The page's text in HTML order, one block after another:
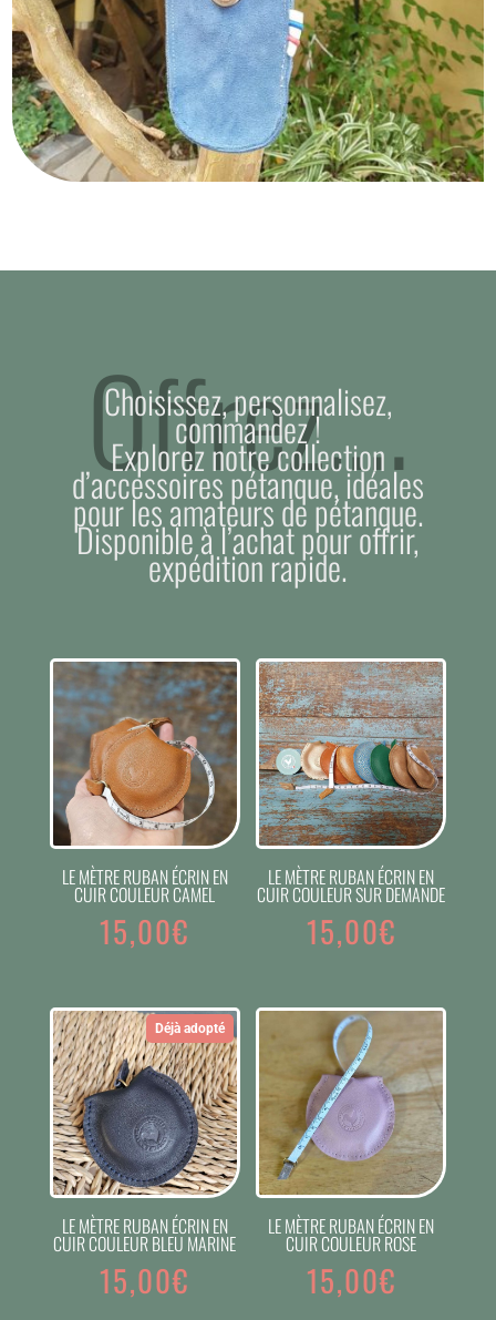
Offrez….
Choisissez, personnalisez,
commandez !
Explorez notre collection
d’accessoires pétanque, idéales
pour les amateurs de pétanque.
Disponible à l’achat pour offrir,
expédition rapide.
LE MÈTRE RUBAN ÉCRIN EN
CUIR COULEUR CAMEL
15,00€
LE MÈTRE RUBAN ÉCRIN EN
CUIR COULEUR SUR DEMANDE
15,00€
Déjà adopté
LE MÈTRE RUBAN ÉCRIN EN
CUIR COULEUR BLEU MARINE
15,00€
LE MÈTRE RUBAN ÉCRIN EN
CUIR COULEUR ROSE
15,00€